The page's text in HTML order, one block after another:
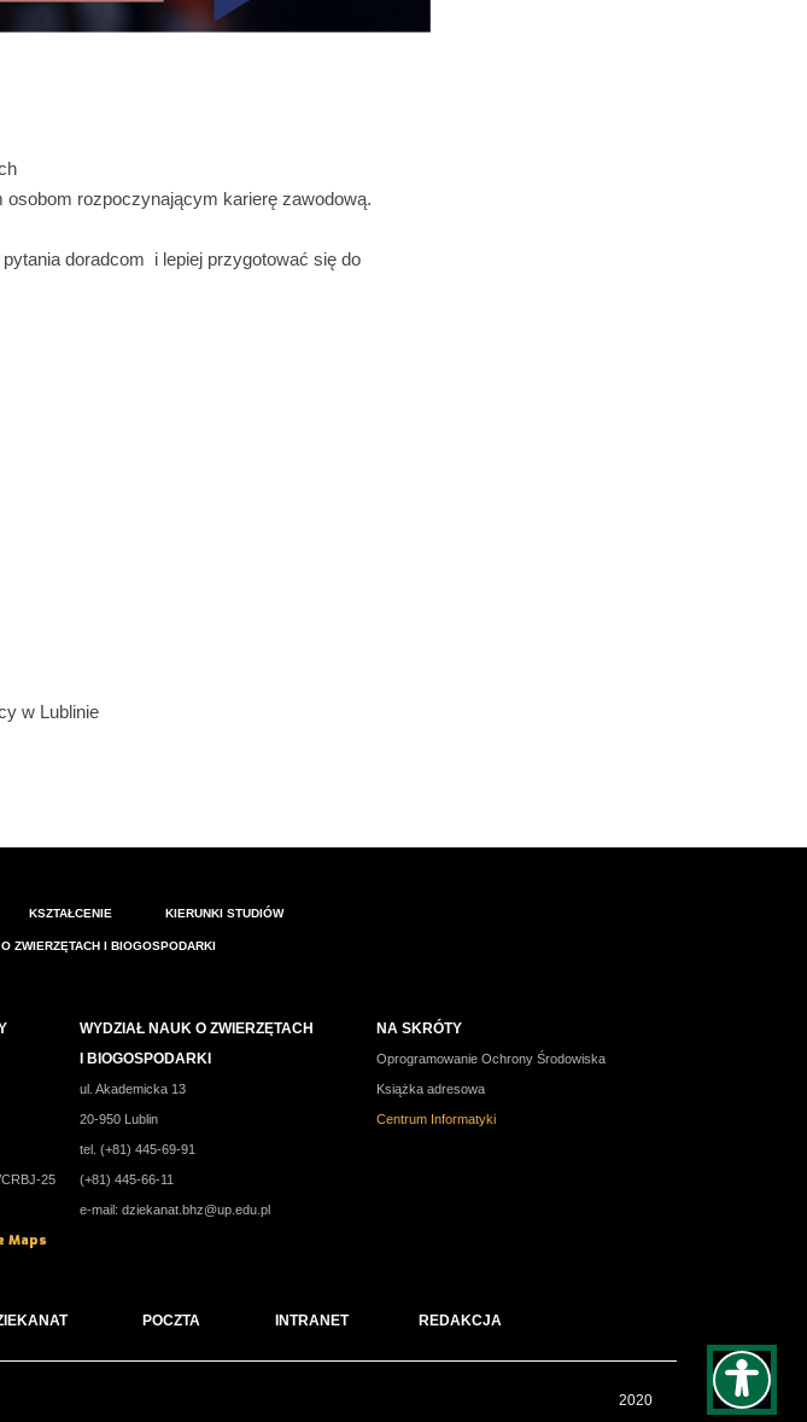
rozpoczynającym karierę zawodową.
doradcom i lepiej przygotować się do
w Lublinie
KSZTAŁCENIE KIERUNKI STUDIÓW
ZWIERZĘTACH I BIOGOSPODARKI
25
Maps
WYDZIAŁ NAUK O ZWIERZĘTACH
I BIOGOSPODARKI
ul. Akademicka 13
20-950 Lublin
tel. (+81) 445-69-91
(+81) 445-66-11
e-mail:dziekanat.bhz@up.edu.pl
NA SKRÓTY
Oprogramowanie Ochrony Środowiska
Książka adresowa
Centrum Informatyki
POCZTA INTRANET REDAKCJA
2020